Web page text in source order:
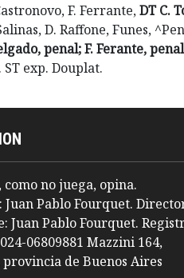
F. Ferrante,DT C.
D. Raffone, Funes,
penal; F. Ferante,
exp. Douplat.
como no juega, opina.
Pablo Fourquet.
Juan Pablo Fourquet.
06809881 Mazzini 164,
provincia de Buenos Aires